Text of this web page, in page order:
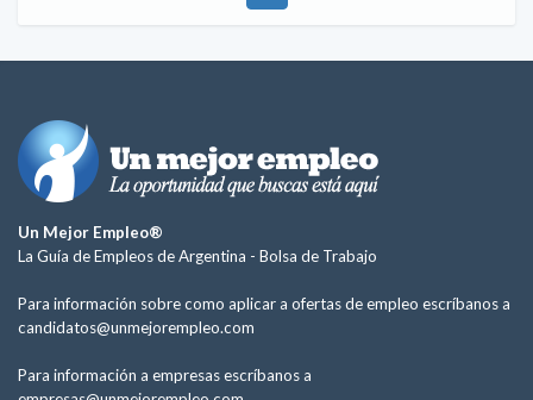
Un Mejor Empleo®
La Guía de Empleos de Argentina - Bolsa de Trabajo
Para información sobre como aplicar a ofertas de empleo escríbanos a
candidatos@unmejorempleo.com
Para información a empresas escríbanos a